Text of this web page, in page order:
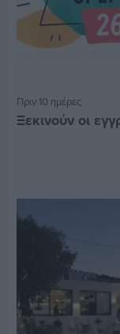
Πριν 10 ημέρες
Ξεκινούν οι